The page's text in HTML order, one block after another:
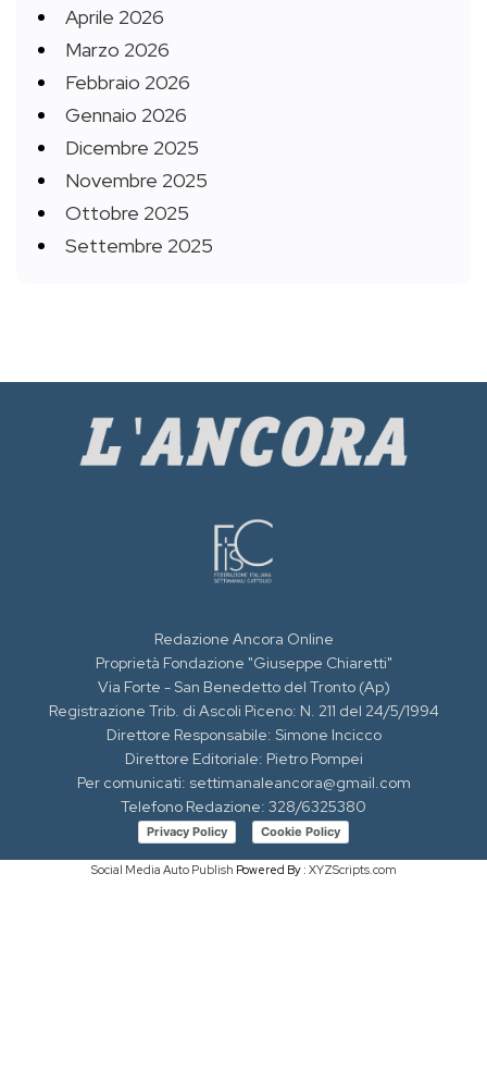
Aprile 2026
Marzo 2026
Febbraio 2026
Gennaio 2026
Dicembre 2025
Novembre 2025
Ottobre 2025
Settembre 2025
Redazione Ancora Online
Proprietà Fondazione "Giuseppe Chiaretti"
Via Forte - San Benedetto del Tronto (Ap)
Registrazione Trib. di Ascoli Piceno: N. 211 del 24/5/1994
Direttore Responsabile: Simone Incicco
Direttore Editoriale: Pietro Pompei
Per comunicati: settimanaleancora@gmail.com
Telefono Redazione: 328/6325380
Privacy Policy Cookie Policy
Social Media Auto Publish Powered By : XYZScripts.com